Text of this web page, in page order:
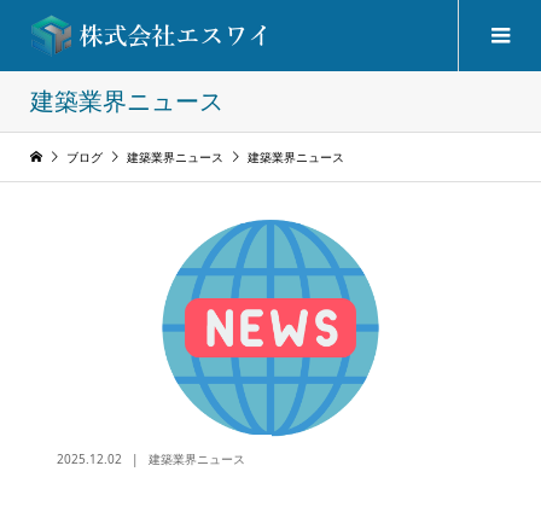
建築業界ニュース
ブログ 建築業界ニュース 建築業界ニュース
2025.12.02 建築業界ニュース